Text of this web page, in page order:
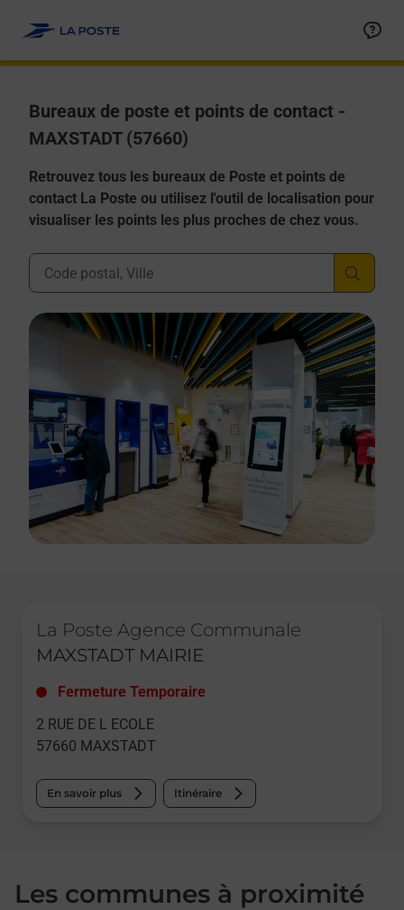
Bureaux de poste et points de contact -
MAXSTADT (57660)
Retrouvez tous les bureaux de Poste et points de
contact La Poste ou utilisez l'outil de localisation pour
visualiser les points les plus proches de chez vous.
Ville, Département, Code Postal
La Poste Agence Communale
MAXSTADT MAIRIE
Fermeture Temporaire
2 RUE DE L ECOLE
57660 MAXSTADT
En savoir plus Itinéraire
Les communes à proximité